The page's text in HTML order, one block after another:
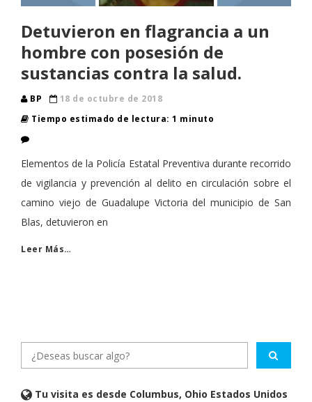
Detuvieron en flagrancia a un
hombre con posesión de
sustancias contra la salud.
BP
18 de octubre de 2018
Tiempo estimado de lectura: 1 minuto
Elementos de la Policía Estatal Preventiva durante recorrido
de vigilancia y prevención al delito en circulación sobre el
camino viejo de Guadalupe Victoria del municipio de San
Blas, detuvieron en
Leer Más…
Tu visita es desde Columbus, Ohio Estados Unidos